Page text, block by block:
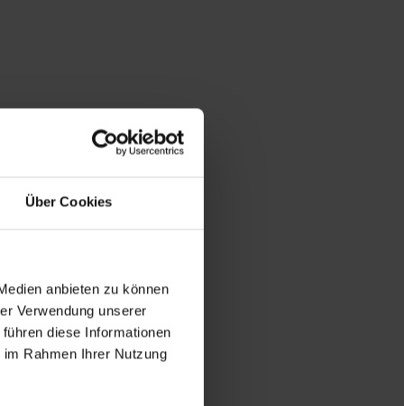
Über Cookies
anbieten zu können
Verwendung unserer
diese Informationen
Rahmen Ihrer Nutzung